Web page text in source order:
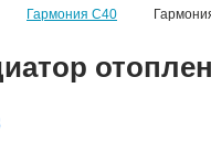
Гармония С40